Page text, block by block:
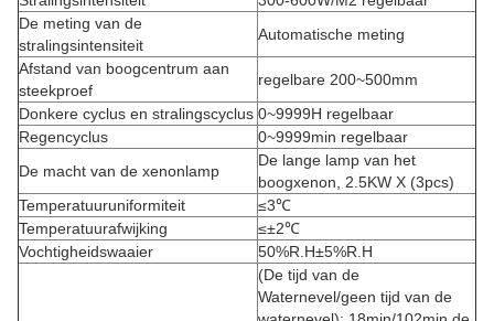
De meting van de
stralingsintensiteit
Automatische meting
Afstand van boogcentrum aan
steekproef
regelbare 200~500mm
Donkere cyclus en stralingscyclus 0~9999H regelbaar
Regencyclus
0~9999min regelbaar
De macht van de xenonlamp
De lange lamp van het
boogxenon, 2.5KW X (3pcs)
Temperatuuruniformiteit
≤3℃
Temperatuurafwijking
≤±2℃
Vochtigheidswaaier
50%R.H±5%R.H
(De tijd van de
Waternevel/geen tijd van de